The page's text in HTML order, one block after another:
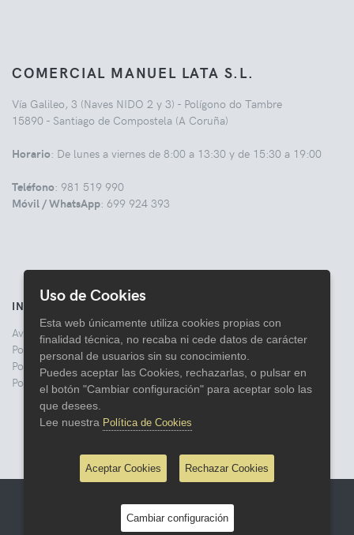
COMERCIAL MANUEL LATA S.L.
Vía Galileo, 3 (Naves NIDO 2 y 3) - Polígono do Tambre
15890 - Santiago de Compostela (A Coruña)
Horario: De lunes a viernes de 8:00 a 13:30 y de 15:30 a 19:00
Teléfono: 981 519 990
Móvil / WhatsApp: 699 924 393
INFORMACIÓN
Aviso legal
Politica de Privacidad
Política de Cookies
Política de Devoluciones
© 2026 Comercial Lata
Uso de Cookies
Esta web únicamente utiliza cookies propias con
finalidad técnica, no recaba ni cede datos de carácter
personal de usuarios sin su conocimiento.
Puedes aceptar las Cookies, rechazarlas, o pulsar en
el botón "Cambiar configuración" para aceptar solo las
que desees.
Lee nuestra Política de Cookies
Aceptar Cookies Rechazar Cookies
Cambiar configuración